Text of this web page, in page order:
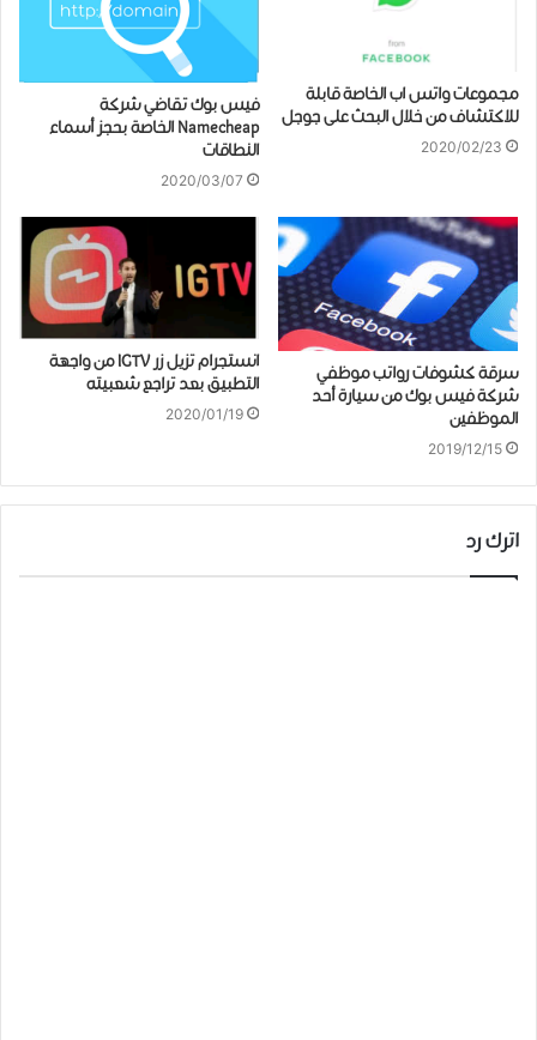
مجموعات ﻭﺍﺗﺲ ﺍﺏ ﺍﻟﺨﺎﺻﺔ ﻗﺎﺑﻠﺔ
ﻟﻼﻛﺘﺸﺎﻑ من خلال البحث على جوجل
2020/02/23
ﻓﻴﺲ ﺑﻮﻙ ﺗﻘﺎﺿﻲ شركة
Namecheap الخاصة بحجز ﺃﺳﻤﺎﺀ
ﺍﻟﻨﻄﺎﻗﺎﺕ
2020/03/07
ﺳﺮﻗﺔ ﻛﺸﻮﻓﺎﺕ ﺭﻭﺍﺗﺐ ﻣﻮﻇﻔﻲ
شركة ﻓﻴﺲ ﺑﻮﻙ ﻣﻦ ﺳﻴﺎﺭﺓ ﺃﺣﺪ
ﺍﻟﻤﻮﻇﻔﻴﻦ
2019/12/15
ﺍﻧﺴﺘﺠﺮﺍﻡ ﺗﺰﻳﻞ ﺯﺭ IGTV من واجهة
التطبيق بعد تراجع ﺷﻌﺒﻴﺘﻪ
2020/01/19
اترك رد